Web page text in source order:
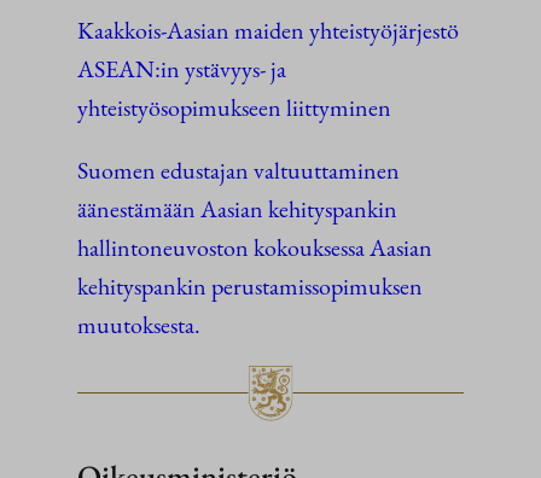
Kaakkois-Aasian maiden yhteistyöjärjestö
ASEAN:in ystävyys- ja
yhteistyösopimukseen liittyminen
Suomen edustajan valtuuttaminen
äänestämään Aasian kehityspankin
hallintoneuvoston kokouksessa Aasian
kehityspankin perustamissopimuksen
muutoksesta.